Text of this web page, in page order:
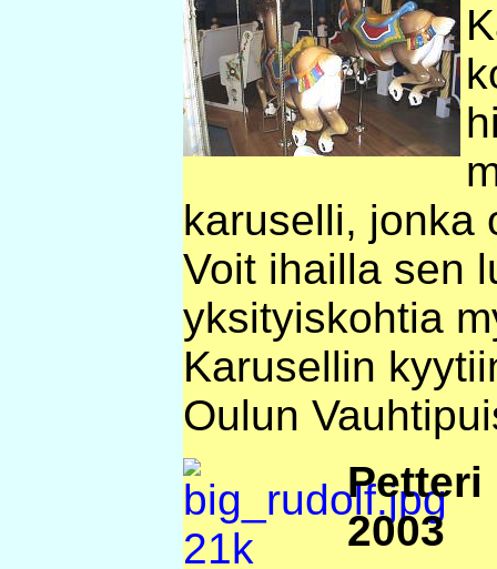
karuselli, jonka
Voit ihailla sen
yksityiskohtia
Karusellin
Oulun
Petteri
2003